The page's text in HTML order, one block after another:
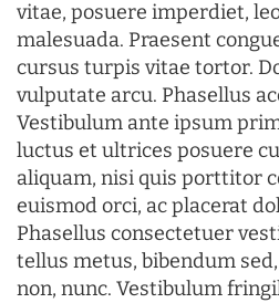
vitae, posuere imperdiet,
malesuada. Praesent
cursus turpis vitae tortor.
vulputate arcu. Phasellus
Vestibulum ante ipsum
luctus et ultrices posuere
aliquam, nisi quis porttitor
euismod orci, ac placerat
Phasellus consectetuer
tellus metus, bibendum
non, nunc. Vestibulum